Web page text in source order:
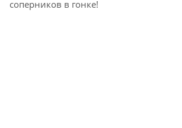
соперников в гонке!